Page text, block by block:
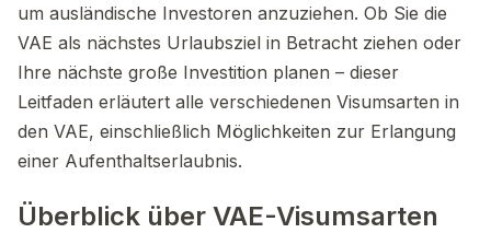
um ausländische Investoren anzuziehen. Ob Sie die
VAE als nächstes Urlaubsziel in Betracht ziehen oder
Ihre nächste große Investition planen – dieser
Leitfaden erläutert alle verschiedenen Visumsarten in
den VAE, einschließlich Möglichkeiten zur Erlangung
einer Aufenthaltserlaubnis.
Überblick über VAE-Visumsarten